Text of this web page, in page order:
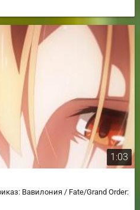
1:03
Вавилония / Fate/Grand Order: